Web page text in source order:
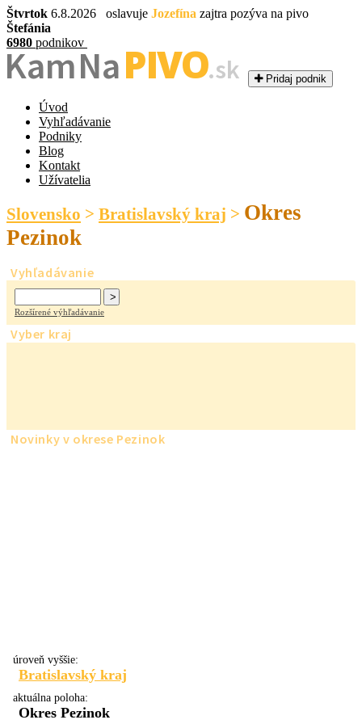
Štvrtok 6.8.2026 oslavuje Jozefína zajtra pozýva na pivo
Štefánia
6980 podnikov
Kam NaPIVO.sk Pridaj podnik
Úvod
Vyhľadávanie
Podniky
Blog
Kontakt
Užívatelia
Slovensko > Bratislavský kraj > Okres
Pezinok
Vyhľadávanie
Rozšírené výhľadávanie
Vyber kraj
Novinky v okrese Pezinok
úroveň vyššie:
Bratislavský kraj
aktuálna poloha:
Okres Pezinok